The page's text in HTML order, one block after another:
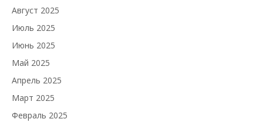
Август 2025
Июль 2025
Июнь 2025
Май 2025
Апрель 2025
Март 2025
Февраль 2025